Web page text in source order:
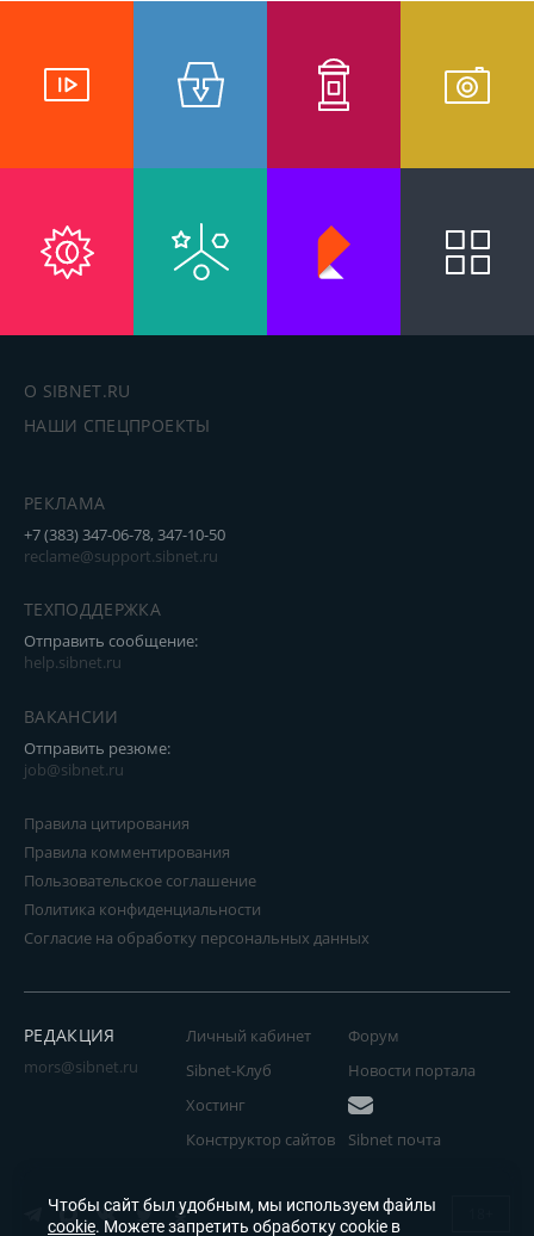
О SIBNET.RU
НАШИ СПЕЦПРОЕКТЫ
РЕКЛАМА
+7 (383) 347-06-78, 347-10-50
reclame@support.sibnet.ru
ТЕХПОДДЕРЖКА
Отправить сообщение:
help.sibnet.ru
ВАКАНСИИ
Отправить резюме:
job@sibnet.ru
Правила цитирования
Правила комментирования
Пользовательское соглашение
Политика конфиденциальности
Согласие на обработку персональных данных
РЕДАКЦИЯ
mors@sibnet.ru
Личный кабинет
Sibnet-Клуб
Форум
Новости портала
Хостинг
Конструктор сайтов
Sibnet почта
Чтобы сайт был удобным, мы используем файлы
cookie. Можете запретить обработку cookie в